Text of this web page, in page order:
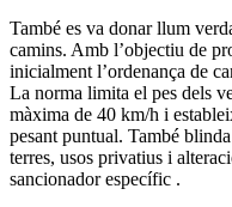
També es va donar llum
camins. Amb l’objectiu de
inicialment l’ordenança de
La norma limita el pes dels
màxima de 40 km/h i
pesant puntual. També
terres, usos privatius i
sancionador específic .